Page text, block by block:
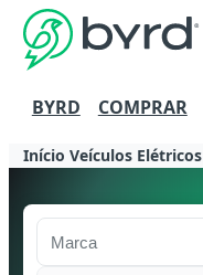
BYRD COMPRAR
Início Veículos Elétricos
Marca